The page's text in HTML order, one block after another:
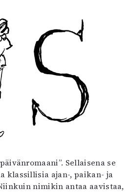
Sellaisena se
klassillisia ajan-, paikan- ja
nimikin antaa aavistaa,